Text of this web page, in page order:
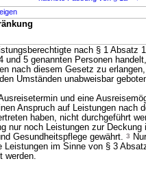
nach § 1 Absatz
5 genannten Personen
nach diesem Gesetz zu
Umständen unabweisbar
und eine
Anspruch auf Leistungen nach
haben, nicht durchgeführt
nur noch Leistungen zur Deckung
Gesundheitspflege gewährt. 3
Leistungen im Sinne von § 3
werden.